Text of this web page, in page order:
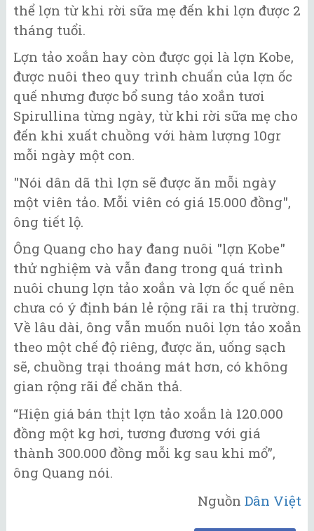
thể lợn từ khi rời sữa mẹ đến khi lợn được 2
tháng tuổi.
Lợn tảo xoắn hay còn được gọi là lợn Kobe,
được nuôi theo quy trình chuẩn của lợn ốc
quế nhưng được bổ sung tảo xoắn tươi
Spirullina từng ngày, từ khi rời sữa mẹ cho
đến khi xuất chuồng với hàm lượng 10gr
mỗi ngày một con.
"Nói dân dã thì lợn sẽ được ăn mỗi ngày
một viên tảo. Mỗi viên có giá 15.000 đồng",
ông tiết lộ.
Ông Quang cho hay đang nuôi "lợn Kobe"
thử nghiệm và vẫn đang trong quá trình
nuôi chung lợn tảo xoắn và lợn ốc quế nên
chưa có ý định bán lẻ rộng rãi ra thị trường.
Về lâu dài, ông vẫn muốn nuôi lợn tảo xoắn
theo một chế độ riêng, được ăn, uống sạch
sẽ, chuồng trại thoáng mát hơn, có không
gian rộng rãi để chăn thả.
“Hiện giá bán thịt lợn tảo xoắn là 120.000
đồng một kg hơi, tương đương với giá
thành 300.000 đồng mỗi kg sau khi mổ”,
ông Quang nói.
Nguồn Dân Việt